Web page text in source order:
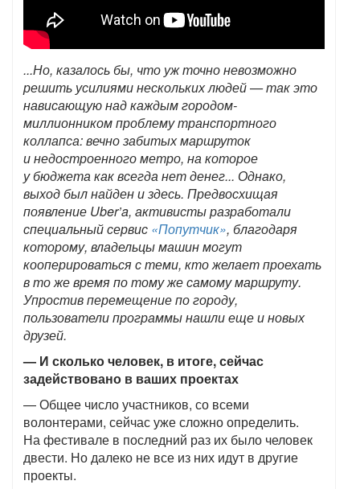
...Но, казалось бы, что уж точно невозможно
решить усилиями нескольких людей — так это
нависающую над каждым городом-
миллионником проблему транспортного
коллапса: вечно забитых маршруток
и недостроенного метро, на которое
у бюджета как всегда нет денег... Однако,
выход был найден и здесь. Предвосхищая
появление Uber’a, активисты разработали
специальный сервис «Попутчик», благодаря
которому, владельцы машин могут
кооперироваться с теми, кто желает проехать
в то же время по тому же самому маршруту.
Упростив перемещение по городу,
пользователи программы нашли еще и новых
друзей.
— И сколько человек, в итоге, сейчас
задействовано в ваших проектах
— Общее число участников, со всеми
волонтерами, сейчас уже сложно определить.
На фестивале в последний раз их было человек
двести. Но далеко не все из них идут в другие
проекты.